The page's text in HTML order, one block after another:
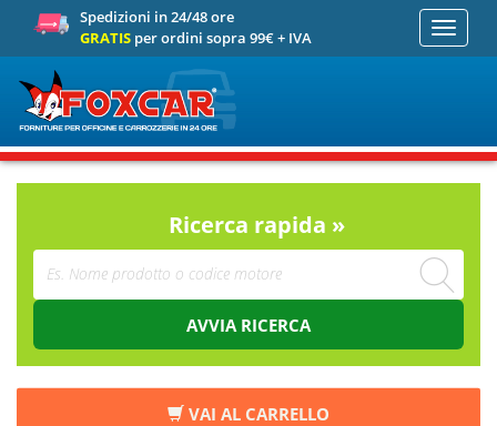
Spedizioni in 24/48 ore
GRATIS per ordini sopra 99€ + IVA
Toggle
Ricerca rapida »
AVVIA RICERCA
VAI AL CARRELLO